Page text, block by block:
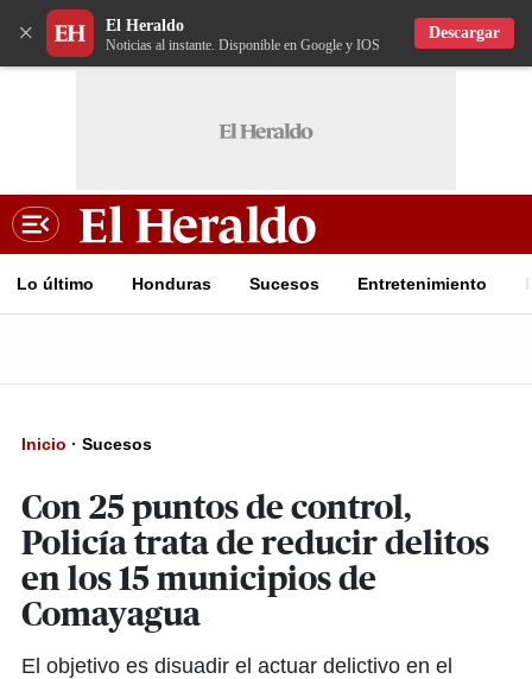
× El Heraldo
Noticias al instante. Disponible en Google y IOS
Descargar
Lo último Honduras Sucesos Entretenimiento
Inicio · Sucesos
Con 25 puntos de control,
Policía trata de reducir delitos
en los 15 municipios de
Comayagua
El objetivo es disuadir el actuar delictivo en el